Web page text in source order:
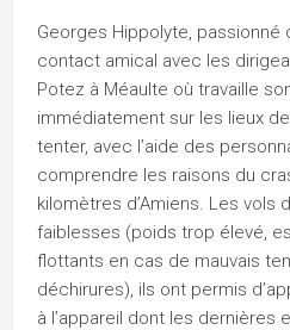
Georges Hippolyte, passionné
contact amical avec les
Potez à Méaulte où travaille
immédiatement sur les lieux
tenter, avec l’aide des
comprendre les raisons du
kilomètres d’Amiens. Les vols
faiblesses (poids trop élevé,
flottants en cas de mauvais
déchirures), ils ont permis
à l’appareil dont les dernières